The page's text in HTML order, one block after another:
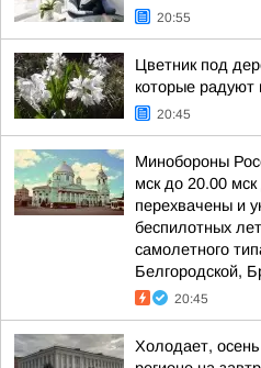
20:55
Цветник под
которые радуют
20:45
Минобороны
мск до 20.00
перехвачены и
беспилотных
самолетного
Белгородской,
20:45
Холодает,